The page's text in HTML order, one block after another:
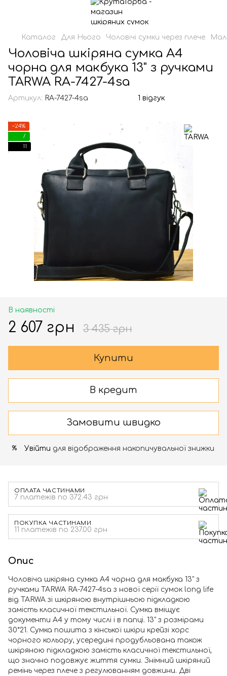
Каталог Для Нього Чоловічі сумки через плече
Чоловіча шкіряна сумка А4
чорна для макбука 13" з ручками
TARWA RA-7427-4sa
Артикул: RA-7427-4sa 1 відгук
−24%
7
11
В наявності
2 607 грн 3 435 грн
Купити
В кредит
Замовити швидко
% Увійти для відображення накопичувальної знижки
ОПЛАТА ЧАСТИНАМИ
7 платежів по 372.43 грн
ПОКУПКА ЧАСТИНАМИ
11 платежів по 237.00 грн
Опис
Чоловіча шкіряна сумка А4 чорна для макбука 13" з
ручками TARWA RA-7427-4sa з нової серії сумок long life
від TARWA зі шкіряною внутрішньою підкладкою
замість класичної текстильної. Сумка вміщує
документи А4 у тому числі і в папці. 13" з розмірами
30*21. Сумка пошита з кінської шкіри крейзі хорс
чорного кольору, усередині продубльована також
шкіряною підкладкою замість класичної текстильної,
що значно подовжує життя сумки. Знімний шкіряний
ремінь через плече з регулюванням довжини. Дві